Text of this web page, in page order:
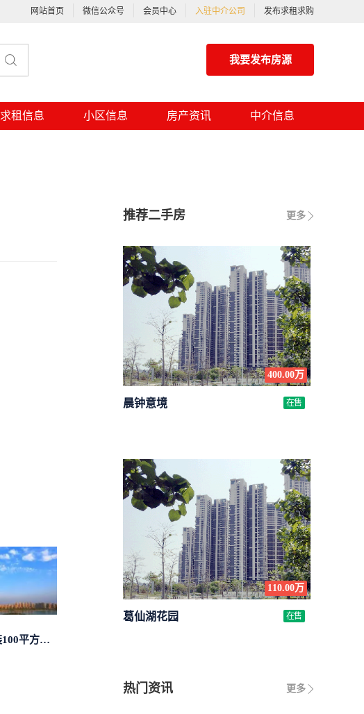
网站首页 微信公众号 会员中心 入驻中介公司 发布求租求购
我要发布房源
求租信息 小区信息 房产资讯 中介信息
求租1一2楼精装100平方里面基本设备不...
更多
推荐二手房
400.00万
晨钟意境 在售
110.00万
葛仙湖花园 在售
更多
热门资讯